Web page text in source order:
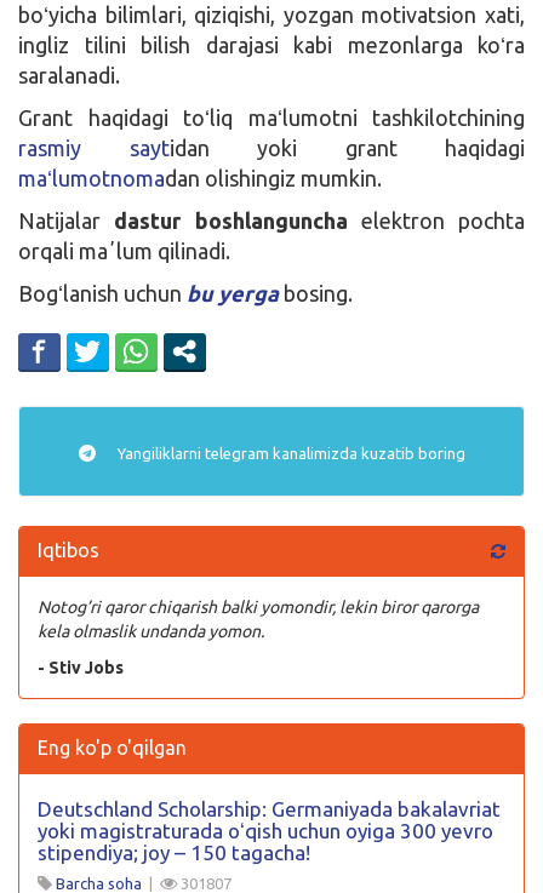
boʻyicha bilimlari, qiziqishi, yozgan motivatsion xati,
ingliz tilini bilish darajasi kabi mezonlarga koʻra
saralanadi.
Grant haqidagi toʻliq maʻlumotni tashkilotchining
rasmiy saytidan yoki grant haqidagi
maʻlumotnomadan olishingiz mumkin.
Natijalar dastur boshlanguncha elektron pochta
orqali maʼlum qilinadi.
Bogʻlanish uchun bu yergabosing.
Yangiliklarni telegram kanalimizda kuzatib boring
Iqtibos
Notog’ri qaror chiqarish balki yomondir, lekin biror qarorga
kela olmaslik undanda yomon.
- Stiv Jobs
Eng ko'p o'qilgan
Deutschland Scholarship: Germaniyada bakalavriat
yoki magistraturada oʻqish uchun oyiga 300 yevro
stipendiya; joy – 150 tagacha!
Barcha soha | 301807